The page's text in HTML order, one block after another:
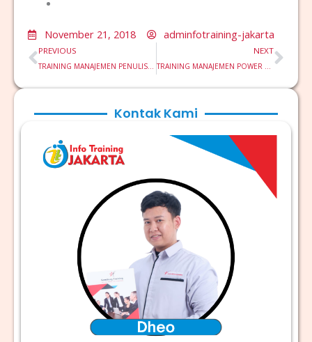
November 21, 2018 adminfotraining-jakarta
Prev
PREVIOUS
TRAINING MANAJEMEN PENULISAN DAN PENYAMPAIAN LAPORAN
NEXT
TRAINING MANAJEMEN POWER PLANT
Kontak Kami